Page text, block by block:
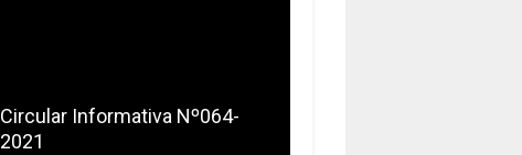
Circular Informativa Nº064-
2021